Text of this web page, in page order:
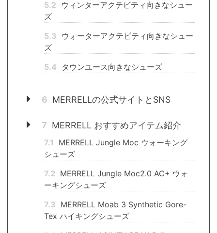
5.2
ウィンターアクテビティ向きなシュー
ズ
5.3
ウォーターアクテビティ向きなシュー
ズ
5.4
タウンユース向きなシューズ
6 MERRELLの公式サイトとSNS
7 MERRELL おすすめアイテム紹介
7.1
MERRELL Jungle Moc ウォーキング
シューズ
7.2 MERRELL Jungle Moc2.0 AC+ ウォ
ーキングシューズ
7.3 MERRELL Moab 3 Synthetic Gore-
Tex ハイキングシューズ